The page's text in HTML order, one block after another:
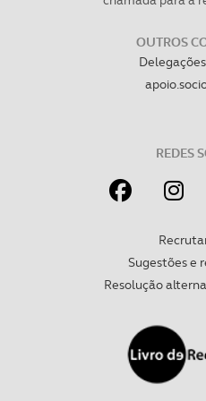
necessário no contexto dos
Realçamos que o bloqueio
tecnologias similares pode
experiência de navegação
Consulte a política de
OUTROS
REDES
Sugestões e
Resolução